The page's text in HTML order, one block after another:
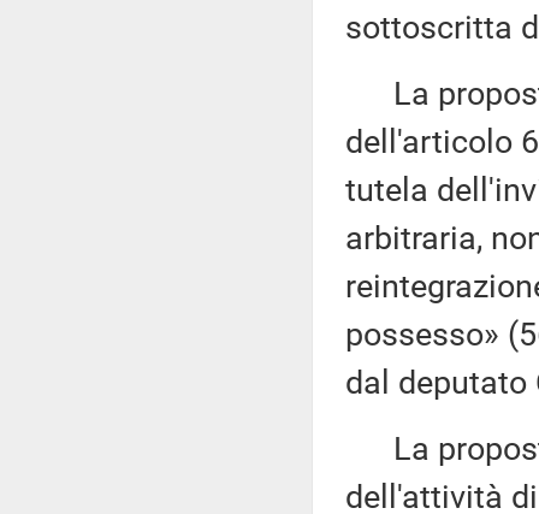
sottoscritta
La
dell'articolo
tutela
arbitraria,
possesso»
dal deputato
La
dell'attività